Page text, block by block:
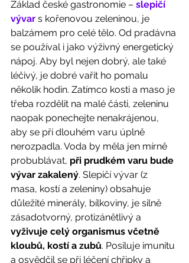
Základ české gastronomie – slepičí
vývar s kořenovou zeleninou, je
balzámem pro celé tělo. Od pradávna
se používal i jako výživný energetický
nápoj. Aby byl nejen dobrý, ale také
léčivý, je dobré vařit ho pomalu
několik hodin. Zatímco kosti a maso je
třeba rozdělit na malé části, zeleninu
naopak ponechejte nenakrájenou,
aby se při dlouhém varu úplně
nerozpadla. Voda by měla jen mírně
probublávat, při prudkém varu bude
vývar zakalený. Slepičí vývar (z
masa, kostí a zeleniny) obsahuje
důležité minerály, bílkoviny, je silně
zásadotvorný, protizánětlivý a
vyživuje celý organismus včetně
kloubů, kostí a zubů. Posiluje imunitu
a osvědčil se při léčení chřipky a